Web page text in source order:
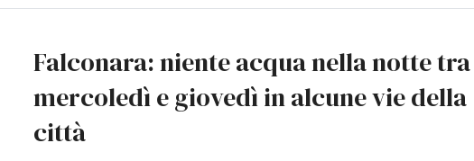
Falconara: niente acqua nella notte tra
mercoledì e giovedì in alcune vie della
città